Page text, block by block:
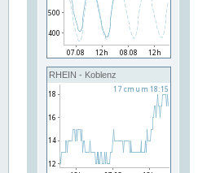
RHEIN - Koblenz